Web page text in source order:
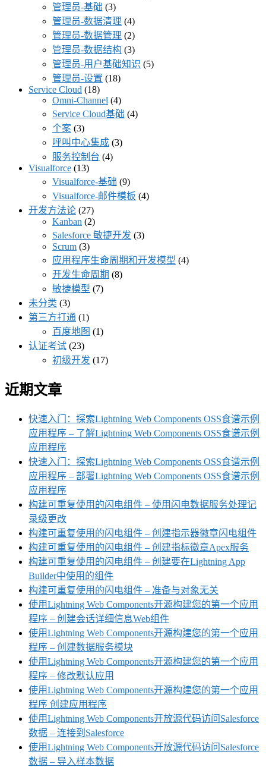
管理员-基础 (3)
管理员-数据清理 (4)
管理员-数据管理 (2)
管理员-数据结构 (3)
管理员-用户基础知识 (5)
管理员-设置 (18)
Service Cloud (18)
Omni-Channel (4)
Service Cloud基础 (4)
个案 (3)
呼叫中心集成 (3)
服务控制台 (4)
Visualforce (13)
Visualforce-基础 (9)
Visualforce-邮件模板 (4)
开发方法论 (27)
Kanban (2)
Salesforce 敏捷开发 (3)
Scrum (3)
应用程序生命周期和开发模型 (4)
开发生命周期 (8)
敏捷模型 (7)
未分类 (3)
第三方打通 (1)
百度地图 (1)
认证考试 (23)
初级开发 (17)
近期文章
快速入门：探索Lightning Web Components OSS食谱示例
应用程序 – 了解Lightning Web Components OSS食谱示例
应用程序
快速入门：探索Lightning Web Components OSS食谱示例
应用程序 – 部署Lightning Web Components OSS食谱示例
应用程序
构建可重复使用的闪电组件 – 使用闪电数据服务处理记
录级更改
构建可重复使用的闪电组件 – 创建指示器徽章闪电组件
构建可重复使用的闪电组件 – 创建指标徽章Apex服务
构建可重复使用的闪电组件 – 创建要在Lightning App
Builder中使用的组件
构建可重复使用的闪电组件 – 准备与对象无关
使用Lightning Web Components开源构建您的第一个应用
程序 – 创建会话详细信息Web组件
使用Lightning Web Components开源构建您的第一个应用
程序 – 创建数据服务模块
使用Lightning Web Components开源构建您的第一个应用
程序 – 修改默认应用
使用Lightning Web Components开源构建您的第一个应用
程序 创建应用程序
使用Lightning Web Components开放源代码访问Salesforce
数据 – 连接到Salesforce
使用Lightning Web Components开放源代码访问Salesforce
数据 – 导入样本数据